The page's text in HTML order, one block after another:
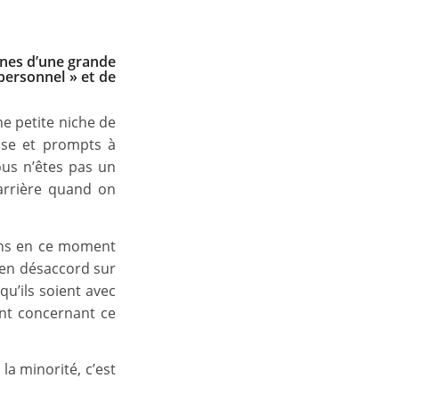
d’une grande
» et de
petite niche de
et prompts à
n’êtes pas un
quand on
en ce moment
désaccord sur
soient avec
concernant ce
minorité, c’est